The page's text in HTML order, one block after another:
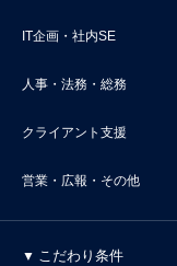
IT企画・社内SE
人事・法務・総務
クライアント支援
営業・広報・その他
こだわり条件